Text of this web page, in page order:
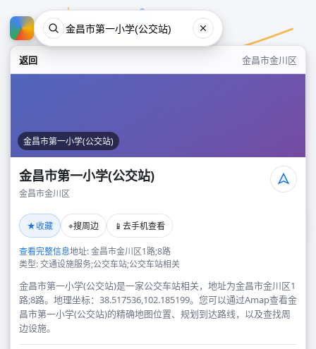
返回 金昌市金川区
金昌市第一小学(公交站)
金昌市第一小学(公交站)
金昌市金川区
★收藏 ⌖搜周边 📱 去手机查看
查看完整信息地址: 金昌市金川区1路;8路
类型: 交通设施服务;公交车站;公交车站相关
金昌市第一小学(公交站)是一家公交车站相关，地址为金昌市金川区1
路;8路。地理坐标：38.517536,102.185199。您可以通过Amap查看金
昌市第一小学(公交站)的精确地图位置、规划到达路线，以及查找周
边设施。